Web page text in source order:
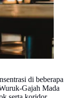
di beberapa
Gajah Mada